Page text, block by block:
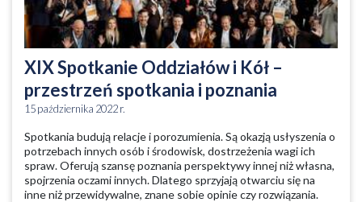
XIX Spotkanie Oddziałów i Kół –
przestrzeń spotkania i poznania
15 października 2022 r.
Spotkania budują relacje i porozumienia. Są okazją usłyszenia o
potrzebach innych osób i środowisk, dostrzeżenia wagi ich
spraw. Oferują szansę poznania perspektywy innej niż własna,
spojrzenia oczami innych. Dlatego sprzyjają otwarciu się na
inne niż przewidywalne, znane sobie opinie czy rozwiązania.